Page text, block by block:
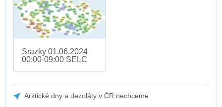
Srazky 01.06.2024
00:00-09:00 SELC
Arktické dny a dezoláty v ČR nechceme